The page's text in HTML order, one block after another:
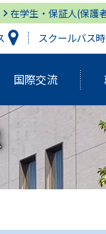
在学生・保証人(保護
スクールバス
ス
多摩大学出
教育と研究
国際交流
グローバル
経営情報学
グローバルス
湘南キャン
湘南キャンパ